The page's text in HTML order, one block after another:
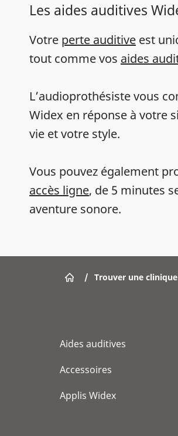
Les aides auditives
Votre perte auditive est
tout comme vos aides
L’audioprothésiste vous
Widex en réponse à votre
vie et votre style.
Vous pouvez également
accès ligne, de 5 minutes
aventure sonore.
/ Trouver une clinique
Aides auditives
Accessoires
Applis Widex